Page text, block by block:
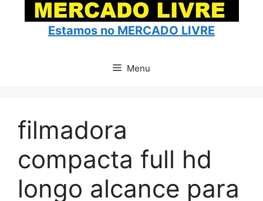
Estamos no MERCADO LIVRE
Menu
filmadora
compacta full hd
longo alcance para